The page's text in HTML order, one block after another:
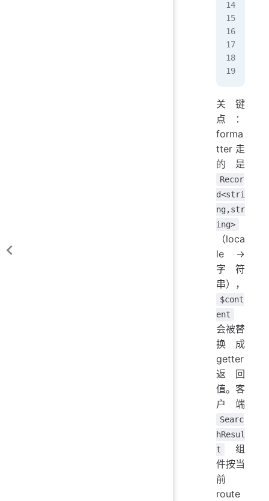
关键
点：
forma
tter 走
的是
Recor
d<stri
ng,str
ing>
（loca
le →
字符
串），
$cont
ent
会被替
换成
getter
返回
值。客
户端
Searc
hResul
t
组
件按当
前
route